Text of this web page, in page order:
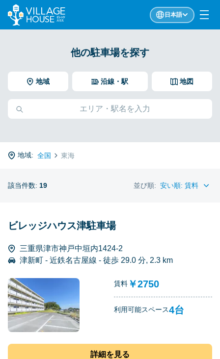
日本語
他の駐車場を探す
地域 地図
沿線・駅
地域: 全国 東海
該当件数: 19 並び順:
ビレッジハウス津駐車場
三重県津市神戸中垣内1424-2
津新町 - 近鉄名古屋線 - 徒歩 29.0 分, 2.3 km
賃料 ￥2750
利用可能スペース4台
詳細を見る